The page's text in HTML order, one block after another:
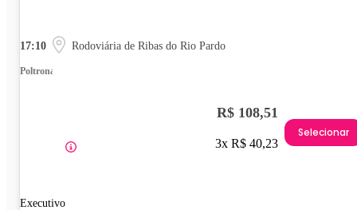
17:10 Rodoviária de Ribas do Rio Pardo
Poltrona
Executivo
R$ 108,51
3x R$ 40,23
Selecionar